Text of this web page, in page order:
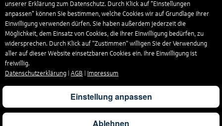
unserer Erklärung zum Datenschutz. Durch Klick auf "Einstellungen
anpassen" können Sie bestimmen, welche Cookies wir auf Grundlage Ihrer
Einwilligung verwenden dürfen. Sie haben außerdem jederzeit die
Möglichkeit, dem Einsatz von Cookies, die Ihrer Einwilligung bedürfen, zu
widersprechen. Durch Klick auf “Zustimmen“ willigen Sie der Verwendung
aller auf dieser Website einsetzbaren Cookies ein. Ihre Einwilligung ist
freiwillig.
Datenschutzerklärung
AGB Impressum
Einstellung anpassen
Ablehnen